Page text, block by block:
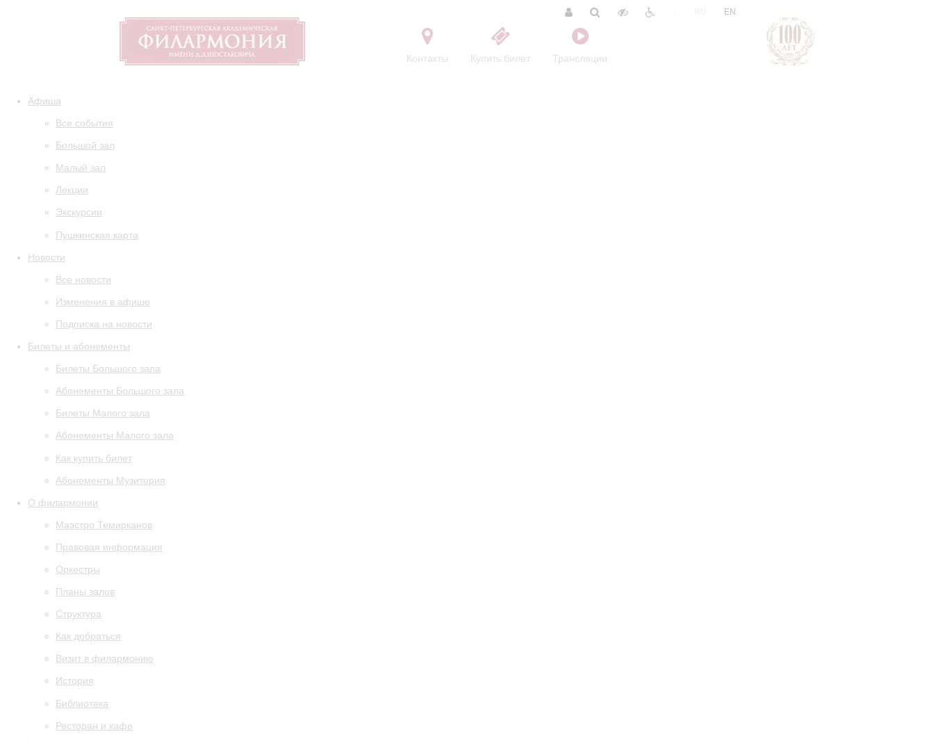
Контакты Купить билет Трансляции
EN
Афиша
Все события
Большой зал
Малый зал
Лекции
Экскурсии
Пушкинская карта
Новости
Все новости
Изменения в афише
Подписка на новости
Билеты и абонементы
Билеты Большого зала
Абонементы Большого зала
Билеты Малого зала
Абонементы Малого зала
Как купить билет
Абонементы Музитория
О филармонии
Маэстро Темирканов
Правовая информация
Оркестры
Планы залов
Структура
Как добраться
Визит в филармонию
История
Библиотека
Ресторан и кафе